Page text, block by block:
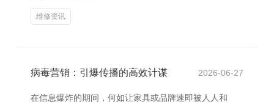
维修资讯
病毒营销：引爆传播的高效计谋 2026-06-27
在信息爆炸的期间，何如让家具或品牌速即被人人和